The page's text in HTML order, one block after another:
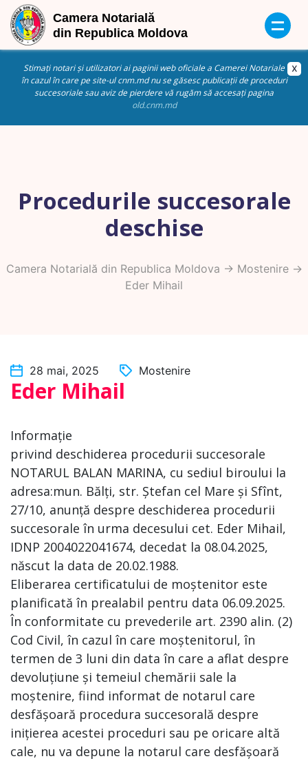
Stimați notari și utilizatori ai paginii web oficiale a Camerei Notariale
în cazul în care pe site-ul cnm.md nu se găsesc publicații de proceduri
succesoriale sau aviz de pierdere vă rugăm să accesați pagina
old.cnm.md
Procedurile succesorale
deschise
Camera Notarială din Republica Moldova -> Mostenire->
Eder Mihail
28 mai, 2025 Mostenire
Eder Mihail
Informație
privind deschiderea procedurii succesorale
NOTARUL BALAN MARINA, cu sediul biroului la
adresa:mun. Bălți, str. Ștefan cel Mare și Sfînt,
27/10, anunță despre deschiderea procedurii
succesorale în urma decesului cet. Eder Mihail,
IDNP 2004022041674, decedat la 08.04.2025,
născut la data de 20.02.1988.
Eliberarea certificatului de moștenitor este
planificată în prealabil pentru data 06.09.2025.
În conformitate cu prevederile art. 2390 alin. (2)
Cod Civil, în cazul în care moștenitorul, în
termen de 3 luni din data în care a aflat despre
devoluțiune și temeiul chemării sale la
moștenire, fiind informat de notarul care
desfășoară procedura succesorală despre
inițierea acestei proceduri sau pe oricare altă
cale, nu va depune la notarul care desfășoară